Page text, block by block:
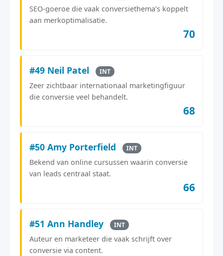
SEO-goeroe die vaak conversiethema’s koppelt
aan merkoptimalisatie.
70
#49 Neil Patel INT
Zeer zichtbaar internationaal marketingfiguur
die conversie veel behandelt.
68
#50 Amy Porterfield INT
Bekend van online cursussen waarin conversie
van leads centraal staat.
66
#51 Ann Handley INT
Auteur en marketeer die vaak schrijft over
conversie via content.